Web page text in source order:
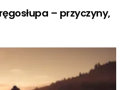
– przyczyny,